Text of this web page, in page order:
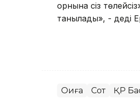
орнына сіз
танылады», - деді
Оқиға Сот ҚР